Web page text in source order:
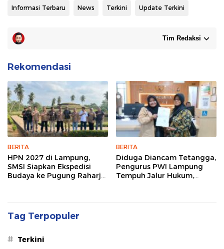
Informasi Terbaru News Terkini Update Terkini
Tim Redaksi
Rekomendasi
BERITA
HPN 2027 di Lampung,
SMSI Siapkan Ekspedisi
Budaya ke Pugung Raharjo
BERITA
Diduga Diancam Tetangga,
Pengurus PWI Lampung
Tempuh Jalur Hukum,
Tag Terpopuler
# Terkini